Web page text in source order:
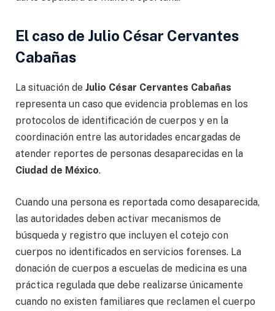
El caso de Julio César Cervantes
Cabañas
La situación de Julio César Cervantes Cabañas
representa un caso que evidencia problemas en los
protocolos de identificación de cuerpos y en la
coordinación entre las autoridades encargadas de
atender reportes de personas desaparecidas en la
Ciudad de México.
Cuando una persona es reportada como desaparecida,
las autoridades deben activar mecanismos de
búsqueda y registro que incluyen el cotejo con
cuerpos no identificados en servicios forenses. La
donación de cuerpos a escuelas de medicina es una
práctica regulada que debe realizarse únicamente
cuando no existen familiares que reclamen el cuerpo